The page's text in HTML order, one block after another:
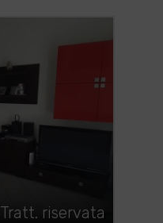
Tratt. riservata